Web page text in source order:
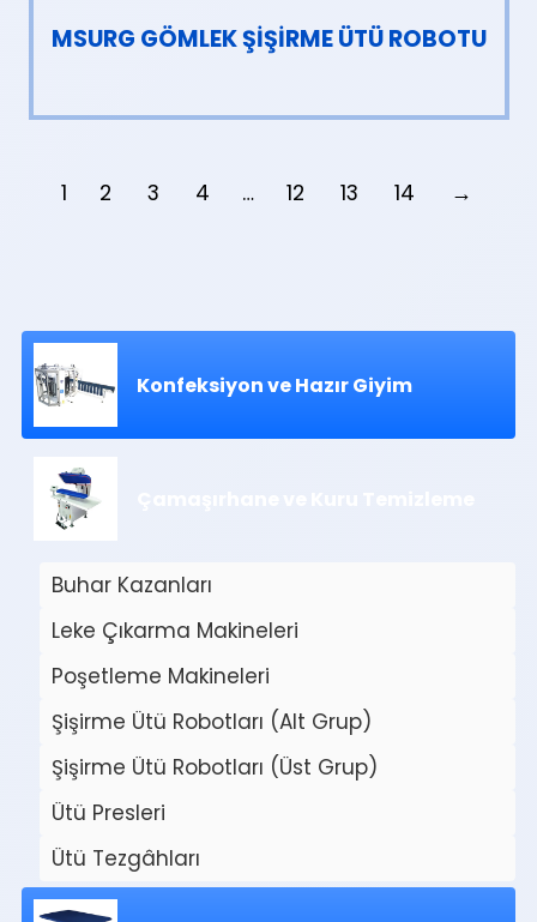
Konfeksiyon ve Hazır Giyim
Buhar Kazanları
Leke Çıkarma Makineleri
Poşetleme Makineleri
Şişirme Ütü Robotları (Alt Grup)
Şişirme Ütü Robotları (Üst Grup)
Ütü Presleri
Ütü Tezgâhları
MSURG GÖMLEK ŞİŞİRME ÜTÜ ROBOTU
1 2 3 4 … 12 13 14 →